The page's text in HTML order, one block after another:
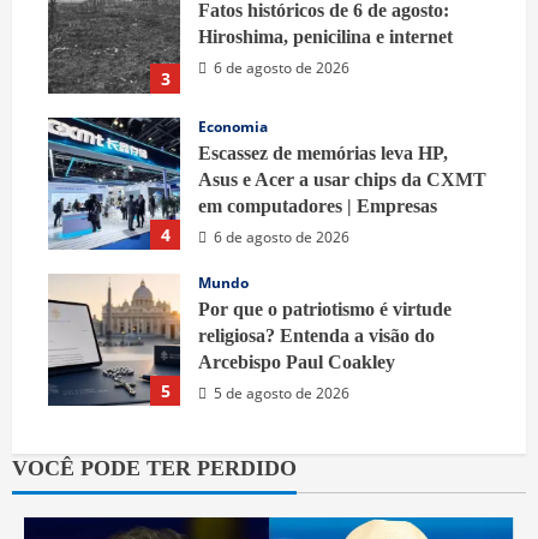
3
Fatos históricos de 6 de agosto:
Hiroshima, penicilina e internet
6 de agosto de 2026
4
Economia
Escassez de memórias leva HP,
Asus e Acer a usar chips da CXMT
em computadores | Empresas
6 de agosto de 2026
5
Mundo
Por que o patriotismo é virtude
religiosa? Entenda a visão do
Arcebispo Paul Coakley
5 de agosto de 2026
VOCÊ PODE TER PERDIDO